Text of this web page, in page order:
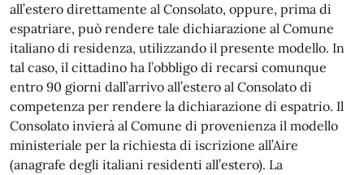
all’estero direttamente al Consolato, oppure, prima di
espatriare, può rendere tale dichiarazione al Comune
italiano di residenza, utilizzando il presente modello. In
tal caso, il cittadino ha l’obbligo di recarsi comunque
entro 90 giorni dall’arrivo all’estero al Consolato di
competenza per rendere la dichiarazione di espatrio. Il
Consolato invierà al Comune di provenienza il modello
ministeriale per la richiesta di iscrizione all’Aire
(anagrafe degli italiani residenti all’estero). La